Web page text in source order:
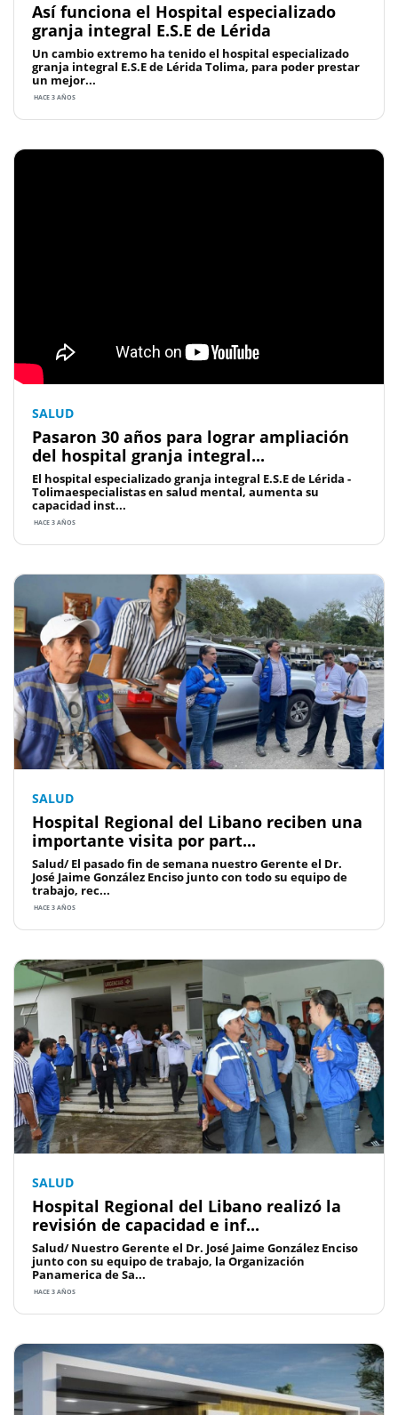
Así funciona el Hospital especializado
granja integral E.S.E de Lérida
Un cambio extremo ha tenido el hospital especializado
granja integral E.S.E de Lérida Tolima, para poder prestar
un mejor...
HACE 3 AÑOS
SALUD
Pasaron 30 años para lograr ampliación
del hospital granja integral...
El hospital especializado granja integral E.S.E de Lérida -
Tolimaespecialistas en salud mental, aumenta su
capacidad inst...
HACE 3 AÑOS
SALUD
Hospital Regional del Libano reciben una
importante visita por part...
Salud/ El pasado fin de semana nuestro Gerente el Dr.
José Jaime González Enciso junto con todo su equipo de
trabajo, rec...
HACE 3 AÑOS
SALUD
Hospital Regional del Libano realizó la
revisión de capacidad e inf...
Salud/ Nuestro Gerente el Dr. José Jaime González Enciso
junto con su equipo de trabajo, la Organización
Panamerica de Sa...
HACE 3 AÑOS